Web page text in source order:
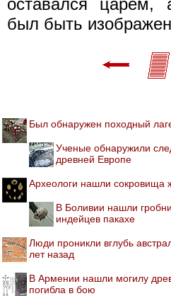
оставался царем,
был быть
Был обнаружен походный
Ученые обнаружили
древней Европе
Археологи нашли сокровища
В Боливии нашли
индейцев пакахе
Люди проникли вглубь
лет назад
В Армении нашли могилу
погибла в бою